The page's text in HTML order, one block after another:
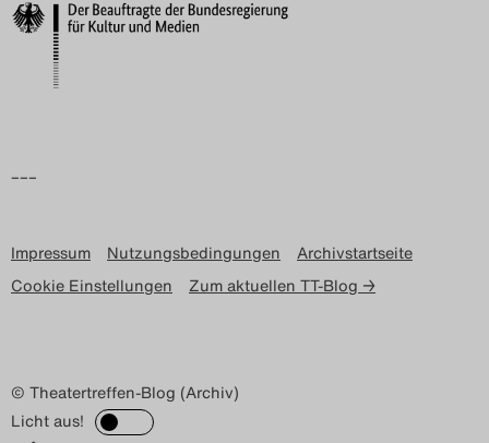
–––
Impressum Nutzungsbedingungen
Archivstartseite
Cookie Einstellungen
Zum aktuellen TT-Blog →
© Theatertreffen-Blog (Archiv)
Licht aus!